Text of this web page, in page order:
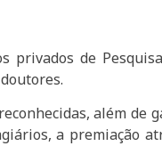
de
além de
a premiação